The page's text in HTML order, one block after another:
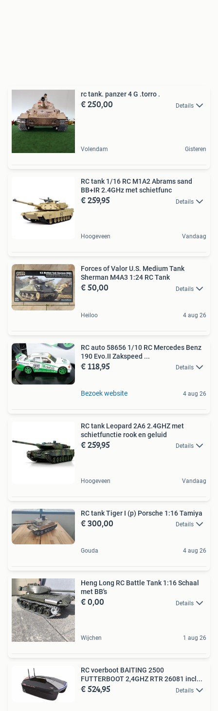
rc tank. panzer 4 G .torro .
€ 250,00 Details
Volendam Gisteren
RC tank 1/16 RC M1A2 Abrams sand
BB+IR 2.4GHz met schietfunc
€ 259,95 Details
Hoogeveen Vandaag
Forces of Valor U.S. Medium Tank
Sherman M4A3 1:24 RC Tank
€ 50,00 Details
Heiloo 4 aug 26
RC auto 58656 1/10 RC Mercedes Benz
190 Evo.II Zakspeed ...
€ 118,95 Details
Bezoek website 4 aug 26
RC tank Leopard 2A6 2.4GHZ met
schietfunctie rook en geluid
€ 259,95 Details
Hoogeveen Vandaag
RC tank Tiger I (p) Porsche 1:16 Tamiya
€ 300,00 Details
Gouda 4 aug 26
Heng Long RC Battle Tank 1:16 Schaal
met BB's
€ 0,00 Details
Wijchen 1 aug 26
RC voerboot BAITING 2500
FUTTERBOOT 2,4GHZ RTR 26081 incl...
€ 524,95 Details